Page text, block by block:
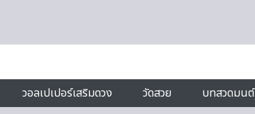
วอลเปเปอร์เสริมดวง วัดสวย บทสวดมนต์